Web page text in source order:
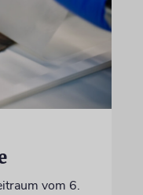
vom 6.